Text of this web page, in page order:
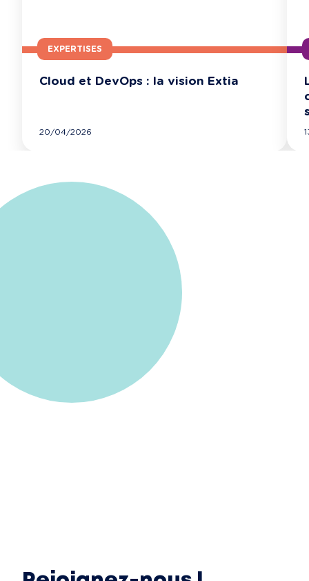
EXPERTISES
Cloud et DevOps : la vision Extia
20/04/2026